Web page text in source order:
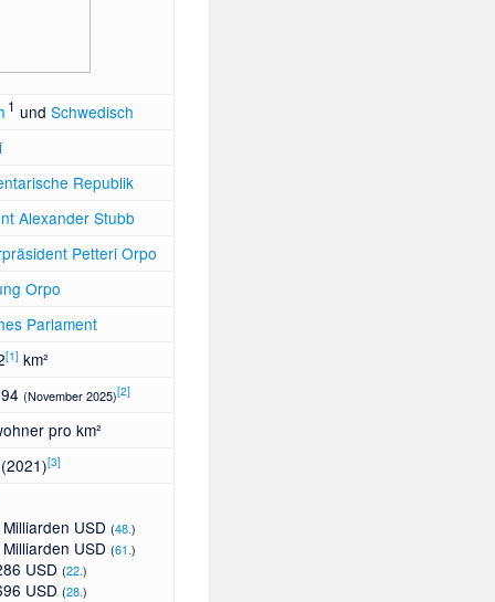
1 und Schwedisch
Republik
Alexander Stubb
Petteri Orpo
Orpo
Parlament
[1] km²
(November 2025)[2]
pro km²
[3]
USD (48.)
USD (61.)
USD (22.)
USD (28.)